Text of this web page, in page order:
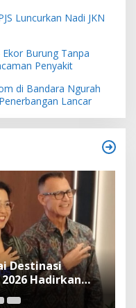
Luncurkan Nadi JKN
Burung Tanpa
Penyakit
di Bandara Ngurah
Lancar
Destinasi
Hadirkan